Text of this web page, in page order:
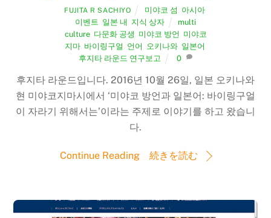
FUJITA R SACHIYO 미야코 섬 아시아,
이벤트 일본 내 지식 상자
multi
culture, 다문화 공생 미야코 방언 미야코
지마, 바이링구얼 언어 오키나와, 일본어
후지타 라운드 연구보고
0
후지타 라운드입니다. 2016년 10월 26일, 일본 오키나와
현 미야코지마시에서 ‘미야코 방언과 일본어: 바이링구얼
이 자라기 위해서는’이라는 주제로 이야기를 하고 왔습니
다.
Continue Reading 続きを読む